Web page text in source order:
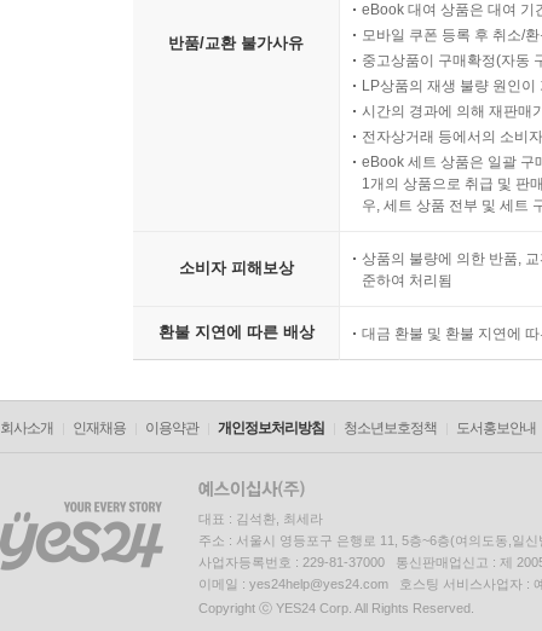
반품/교환 불가사유
eBook 대여 상품은 대여 기
모바일 쿠폰 등록 후 취소/
중고상품이 구매확정(자동
LP상품의 재생 불량 원인
시간의 경과에 의해 재판매
전자상거래 등에서의 소비
eBook 세트 상품은 일괄 구
1개의 상품으로 취급 및 판
우, 세트 상품 전부 및 세트
소비자 피해보상
상품의 불량에 의한 반품,
준하여 처리됨
환불 지연에 따른 배상 대금 환불 및 환불 지연에
회사소개 인재채용 이용약관 개인정보처리방침 청소년보호정책 도서홍보안내
대표 : 김석환, 최세라
주소 : 서울시 영등포구 은행로 11, 5층~6층(여의도동,일신
사업자등록번호 : 229-81-37000 통신판매업신고 : 제
이메일 : yes24help@yes24.com 호스팅 서비스사업자 :
Copyright ⓒ YES24 Corp. All Rights Reserved.